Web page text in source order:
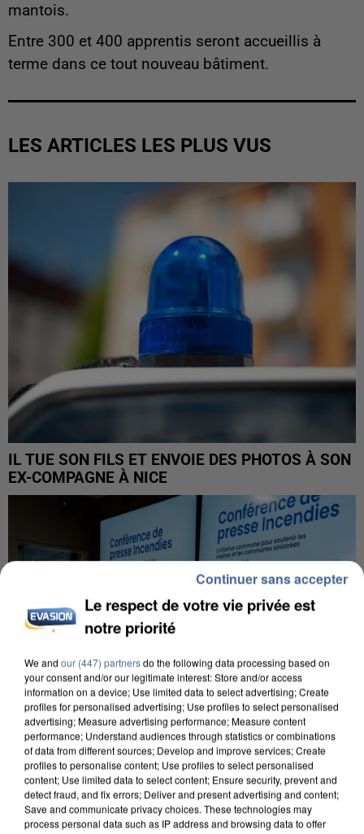
mantois.
Entre 300 et 400 apprentis seront accueillis à
terme dans ce tout nouveau bâtiment.
LES ARTICLES LES PLUS VUS
IL TUE SON FILS ET ENVOIE DES PHOTOS À SON
EX-COMPAGNE À NICE
INCENDIES : L’ÎLE-DE-FRANCE LANCE UN ÉLAN
DE SOLIDARITÉ AVEC LES...
Le respect de votre vie privée est
notre priorité
We and our (447) partnersdo the following data processing based on
your consent and/or our legitimate interest: Store and/or access
information on a device; Use limited data to select advertising; Create
profiles for personalised advertising; Use profiles to select personalised
advertising; Measure advertising performance; Measure content
performance; Understand audiences through statistics or combinations
of data from different sources; Develop and improve services; Create
profiles to personalise content; Use profiles to select personalised
content; Use limited data to select content; Ensure security, prevent and
detect fraud, and fix errors; Deliver and present advertising and content;
Save and communicate privacy choices. These technologies may
process personal data such as IP address and browsing data to offer
Continuer sans accepter